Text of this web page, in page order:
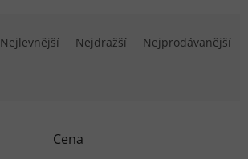
Nejlevnější Nejdražší Nejprodávanější
Cena